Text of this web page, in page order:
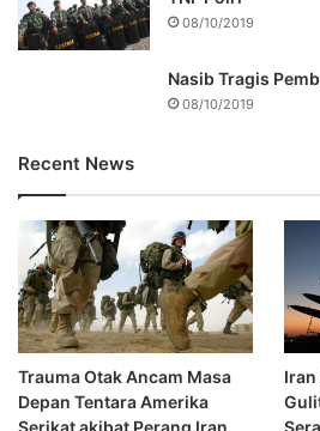
08/10/2019
Nasib Tragis
08/10/2019
Recent News
Trauma Otak Ancam Masa
Depan Tentara Amerika
Serikat akibat Perang Iran
Iran